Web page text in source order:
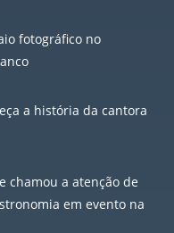
fotográfico no
a história da cantora
chamou a atenção de
em evento na